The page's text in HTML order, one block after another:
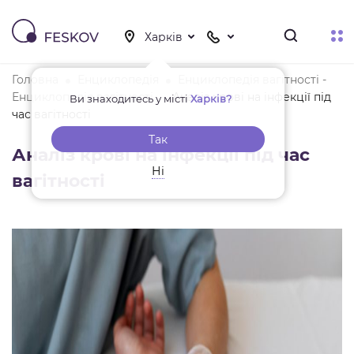
Ви знаходитесь у місті Харків?
Так
Ні
Головна
Енциклопедія вагітності -
Енциклопедія вагітності
Аналіз крові на інфекції під
час вагітності
Аналіз крові на інфекції під час
вагітності